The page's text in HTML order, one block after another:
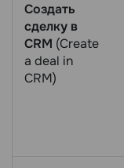
Создать
сделку в
CRM (Create
a deal in
CRM)